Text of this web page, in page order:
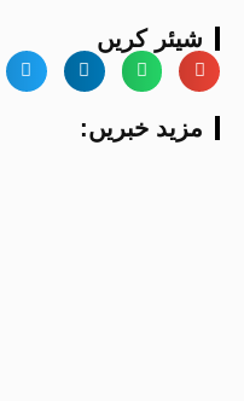
شیئر کریں
:مزید خبریں